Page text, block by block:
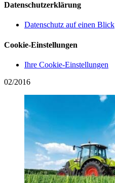
Datenschutzerklärung
Datenschutz auf einen Blick
Cookie-Einstellungen
Ihre Cookie-Einstellungen
02/2016